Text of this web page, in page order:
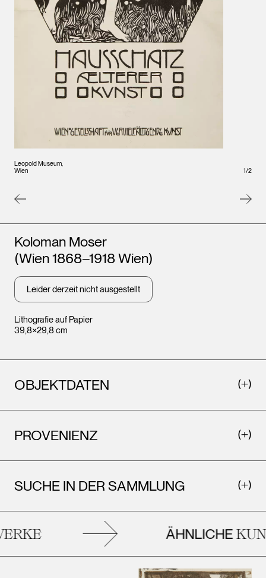
Leopold Museum,
Wien
1/2
Lithografie auf Papier
39,8×29,8 cm
Künstler*innen
Koloman Moser
(Wien 1868–1918 Wien)
Leider derzeit nicht ausgestellt
OBJEKTDATEN
PROVENIENZ
SUCHE IN DER SAMMLUNG
ÄHNLICHE